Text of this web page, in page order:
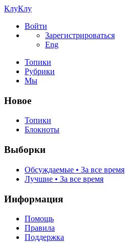
КлуКлу
Войти
Зарегистрироваться
Eng
Топики
Рубрики
Мы
Новое
Топики
Блокноты
Выборки
Обсуждаемые • За все время
Лучшие • За все время
Информация
Помощь
Правила
Поддержка